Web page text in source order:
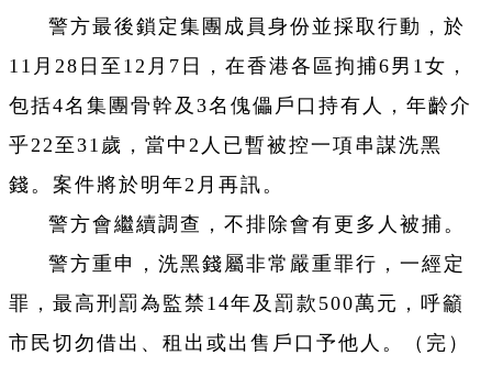
警方最後鎖定集團成員身份並採取行動，於
11月28日至12月7日，在香港各區拘捕6男1女，
包括4名集團骨幹及3名傀儡戶口持有人，年齡介
乎22至31歲，當中2人已暫被控一項串謀洗黑
錢。案件將於明年2月再訊。
警方會繼續調查，不排除會有更多人被捕。
警方重申，洗黑錢屬非常嚴重罪行，一經定
罪，最高刑罰為監禁14年及罰款500萬元，呼籲
市民切勿借出、租出或出售戶口予他人。（完）